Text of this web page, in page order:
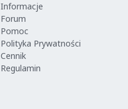
Informacje
Forum
Pomoc
Polityka Prywatności
Cennik
Regulamin